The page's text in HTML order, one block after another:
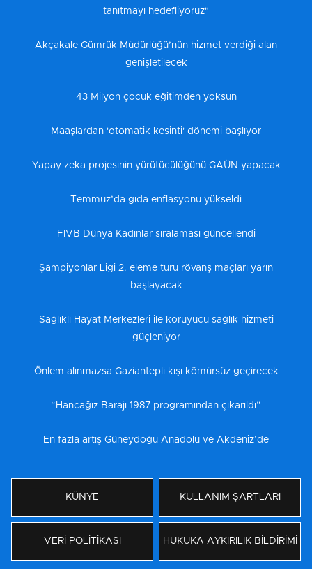
tanıtmayı hedefliyoruz"
Akçakale Gümrük Müdürlüğü’nün hizmet verdiği alan
genişletilecek
43 Milyon çocuk eğitimden yoksun
Maaşlardan 'otomatik kesinti' dönemi başlıyor
Yapay zeka projesinin yürütücülüğünü GAÜN yapacak
Temmuz’da gıda enflasyonu yükseldi
FIVB Dünya Kadınlar sıralaması güncellendi
Şampiyonlar Ligi 2. eleme turu rövanş maçları yarın
başlayacak
Sağlıklı Hayat Merkezleri ile koruyucu sağlık hizmeti
güçleniyor
Önlem alınmazsa Gaziantepli kışı kömürsüz geçirecek
“Hancağız Barajı 1987 programından çıkarıldı”
En fazla artış Güneydoğu Anadolu ve Akdeniz’de
KÜNYE KULLANIM ŞARTLARI
VERİ POLİTİKASI HUKUKA AYKIRILIK BİLDİRİMİ